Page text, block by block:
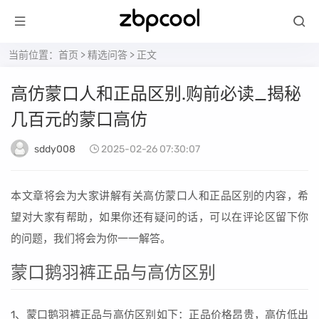
当前位置： 首页 >精选问答 > 正文
高仿蒙口人和正品区别.购前必读_揭秘
几百元的蒙口高仿
sddy008 2025-02-26 07:30:07
本文章将会为大家讲解有关高仿蒙口人和正品区别的内容，希
望对大家有帮助，如果你还有疑问的话，可以在评论区留下你
的问题，我们将会为你一一解答。
蒙口鹅羽裤正品与高仿区别
1、蒙口鹅羽裤正品与高仿区别如下：正品价格昂贵，高仿低出